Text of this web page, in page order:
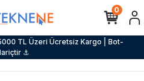
TL Üzeri Ücretsiz Kargo | Bot-
⚓
0